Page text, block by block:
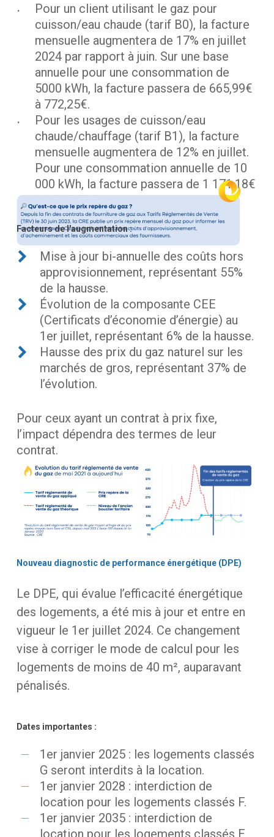
Pour un client utilisant le gaz pour
cuisson/eau chaude (tarif B0), la facture
mensuelle augmentera de 17% en juillet
2024 par rapport à juin. Sur une base
annuelle pour une consommation de
5000 kWh, la facture passera de 665,99€
à 772,25€.
Pour les usages de cuisson/eau
chaude/chauffage (tarif B1), la facture
mensuelle augmentera de 12% en juillet.
Pour une consommation annuelle de 10
000 kWh, la facture passera de 1 171,18€
à 1 303,53€.
Facteursdel'augmentation :
Mise à jour bi-annuelle des coûts hors
approvisionnement, représentant 55%
de la hausse.
Évolution de la composante CEE
(Certificats d’économie d’énergie) au
1er juillet, représentant 6% de la hausse.
Hausse des prix du gaz naturel sur les
marchés de gros, représentant 37% de
l’évolution.
Pour ceux ayant un contrat à prix fixe,
l’impact dépendra des termes de leur
contrat.
Nouveau diagnostic de performance énergétique (DPE)
Le DPE, qui évalue l’efficacité énergétique
des logements, a été mis à jour et entre en
vigueur le 1er juillet 2024. Ce changement
vise à corriger le mode de calcul pour les
logements de moins de 40 m², auparavant
pénalisés.
Dates importantes :
1er janvier 2025 : les logements classés
G seront interdits à la location.
1er janvier 2028 : interdiction de
location pour les logements classés F.
1er janvier 2035 : interdiction de
location pour les logements classés E.